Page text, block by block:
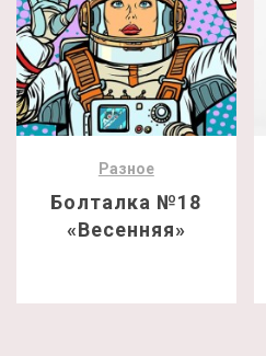
Разное
Болталка №18
«Весенняя»